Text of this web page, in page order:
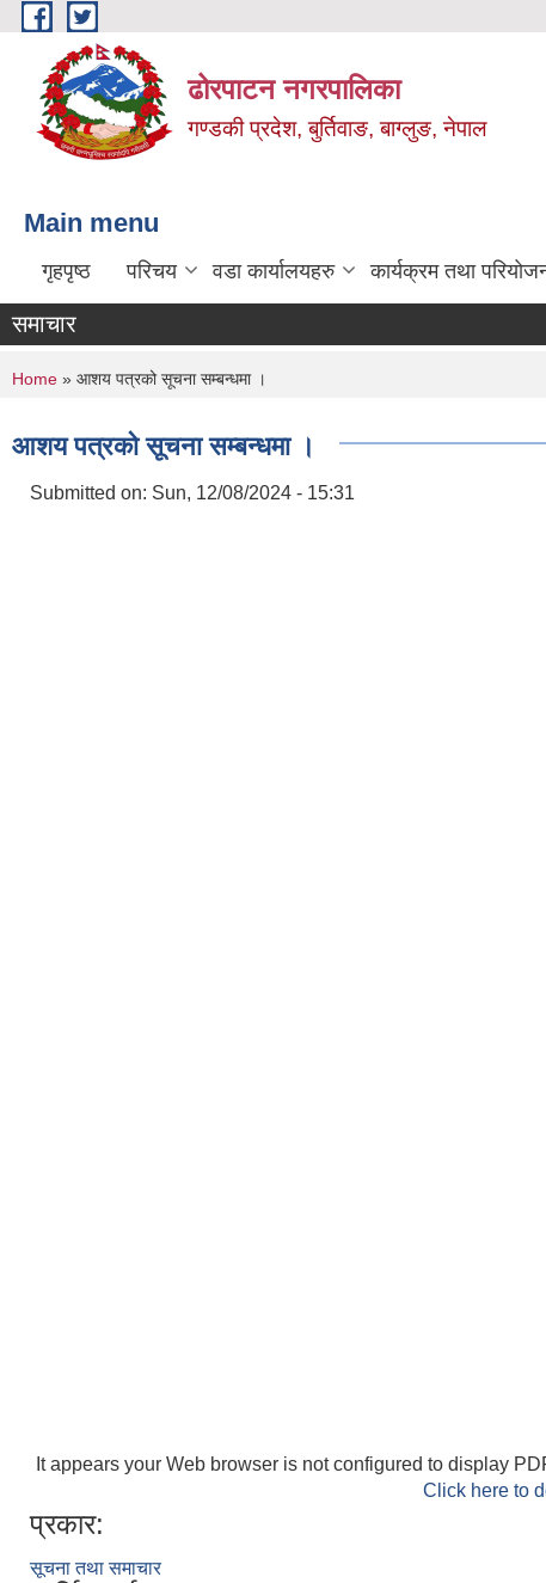
Skip to main content
ढोरपाटन नगरपालिका
गण्डकी प्रदेश, बुर्तिवाङ, बाग्लुङ, नेपाल
Main menu
गृहपृष्ठ परिचय वडा कार्यालयहरु कार्यक्रम तथा
समाचार
You are here
Home » आशय पत्रको सूचना सम्बन्धमा ।
आशय पत्रको सूचना सम्बन्धमा ।
Submitted on: Sun, 12/08/2024 - 15:31
It appears your Web browser is not configured to display
Click here to
प्रकार:
सूचना तथा समाचार